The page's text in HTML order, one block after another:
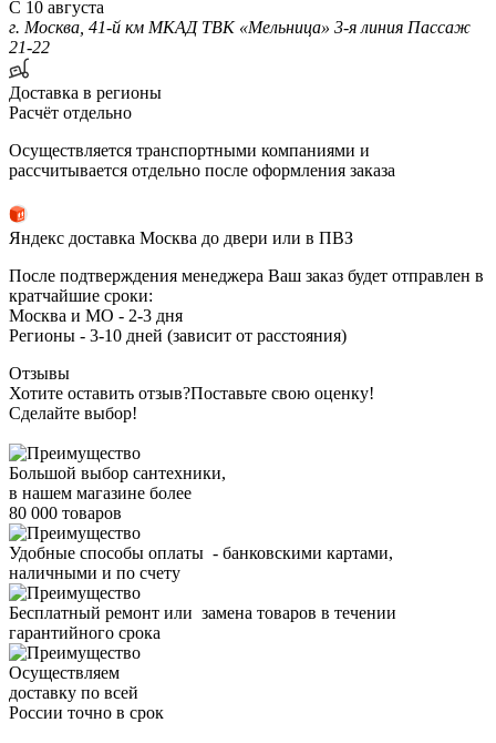
С 10 августа
г. Москва, 41-й км МКАД ТВК «Мельница» 3-я линия Пассаж
21-22
Доставка в регионы
Расчёт отдельно
Осуществляется транспортными компаниями и
рассчитывается отдельно после оформления заказа
Яндекс доставка Москва до двери или в ПВЗ
После подтверждения менеджера Ваш заказ будет отправлен в
кратчайшие сроки:
Москва и МО - 2-3 дня
Регионы - 3-10 дней (зависит от расстояния)
Отзывы
Хотите оставить отзыв?Поставьте свою оценку!
Сделайте выбор!
Большой выбор сантехники,
в нашем магазине более
80 000 товаров
Удобные способы оплаты - банковскими картами,
наличными и по счету
Бесплатный ремонт или замена товаров в течении
гарантийного срока
Осуществляем
доставку по всей
России точно в срок